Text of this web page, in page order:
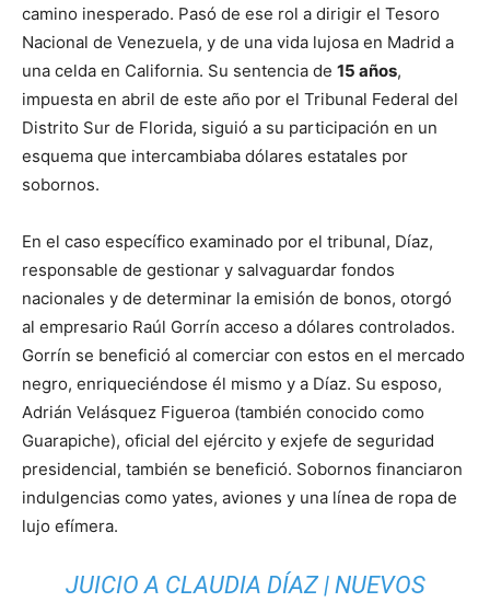
camino inesperado. Pasó de ese rol a dirigir el Tesoro
Nacional de Venezuela, y de una vida lujosa en Madrid a
una celda en California. Su sentencia de 15 años,
impuesta en abril de este año por el Tribunal Federal del
Distrito Sur de Florida, siguió a su participación en un
esquema que intercambiaba dólares estatales por
sobornos.
En el caso específico examinado por el tribunal, Díaz,
responsable de gestionar y salvaguardar fondos
nacionales y de determinar la emisión de bonos, otorgó
al empresario Raúl Gorrín acceso a dólares controlados.
Gorrín se benefició al comerciar con estos en el mercado
negro, enriqueciéndose él mismo y a Díaz. Su esposo,
Adrián Velásquez Figueroa (también conocido como
Guarapiche), oficial del ejército y exjefe de seguridad
presidencial, también se benefició. Sobornos financiaron
indulgencias como yates, aviones y una línea de ropa de
lujo efímera.
JUICIO A CLAUDIA DÍAZ | NUEVOS